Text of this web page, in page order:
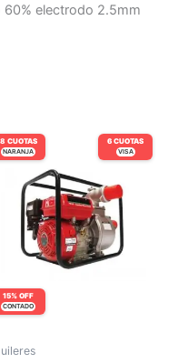
electrodo 2.5mm
6 CUOTAS
VISA
8 CUOTAS
NARANJA
15% OFF
CONTADO